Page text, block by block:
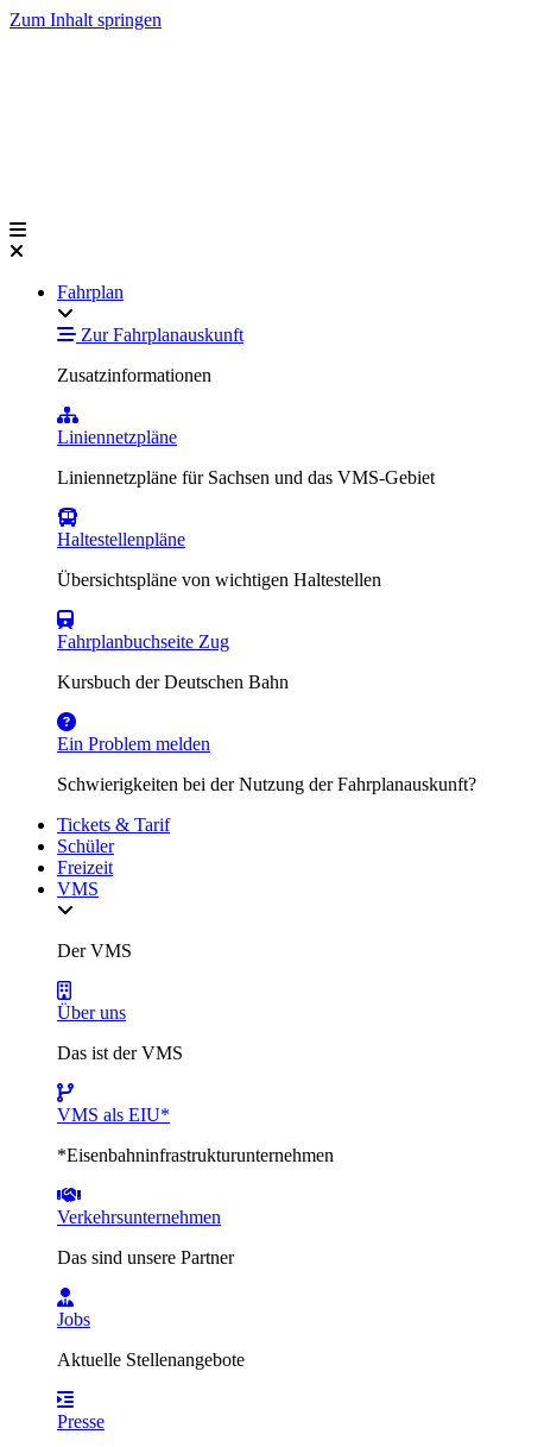
Zum Inhalt springen
Fahrplan
Zur Fahrplanauskunft
Zusatzinformationen
Liniennetzpläne
Liniennetzpläne für Sachsen und das VMS-Gebiet
Haltestellenpläne
Übersichtspläne von wichtigen Haltestellen
Fahrplanbuchseite Zug
Kursbuch der Deutschen Bahn
Ein Problem melden
Schwierigkeiten bei der Nutzung der Fahrplanauskunft?
Tickets & Tarif
Schüler
Freizeit
VMS
Der VMS
Über uns
Das ist der VMS
VMS als EIU*
*Eisenbahninfrastrukturunternehmen
Verkehrsunternehmen
Das sind unsere Partner
Jobs
Aktuelle Stellenangebote
Presse